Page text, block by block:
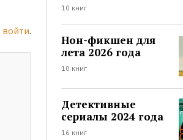
войти.
10 книг
Нон-фикшен для
лета 2026 года
10 книг
Детективные
сериалы 2024 года
16 книг